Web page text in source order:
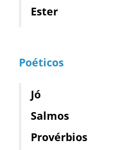
Ester
Poéticos
Jó
Salmos
Provérbios